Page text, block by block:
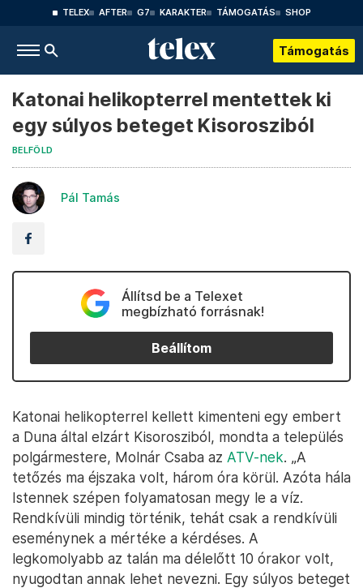
TELEX AFTER G7 KARAKTER TÁMOGATÁS SHOP
Támogatás
Katonai helikopterrel mentettek ki
egy súlyos beteget Kisorosziból
BELFÖLD
Pál Tamás
Állítsd be a Telexet
megbízható forrásnak!
Beállítom
Katonai helikopterrel kellett kimenteni egy embert
a Duna által elzárt Kisorosziból, mondta a település
polgármestere, Molnár Csaba az ATV-nek. „A
tetőzés ma éjszaka volt, három óra körül. Azóta hála
Istennek szépen folyamatosan megy le a víz.
Rendkívüli mindig történik, tehát csak a rendkívüli
eseménynek a mértéke a kérdéses. A
legkomolyabb az talán ma délelőtt 10 órakor volt,
nyugodtan annak lehet nevezni. Egy súlyos beteget